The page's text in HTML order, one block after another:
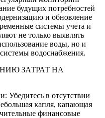
будущих потребностей
и обновление
системы учета и
не только выявлять
воды, но и
водоснабжения.
ЗАТРАТ НА
Убедитесь в отсутствии
капля, капающая
финансовые